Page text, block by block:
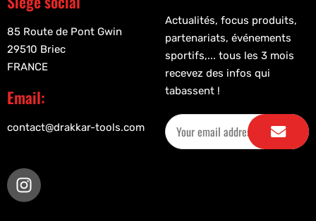
85 Route de Pont Gwin
29510 Briec
FRANCE
Email:
contact@drakkar-tools.com
Actualités, focus produits,
partenariats, événements
sportifs,... tous les 3 mois
recevez des infos qui
tabassent !